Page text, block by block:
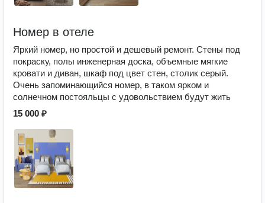
Номер в отеле
Яркий номер, но простой и дешевый ремонт. Стены под
покраску, полы инженерная доска, объемные мягкие
кровати и диван, шкаф под цвет стен, столик серый.
Очень запоминающийся номер, в таком ярком и
солнечном постояльцы с удовольствием будут жить
15 000 ₽